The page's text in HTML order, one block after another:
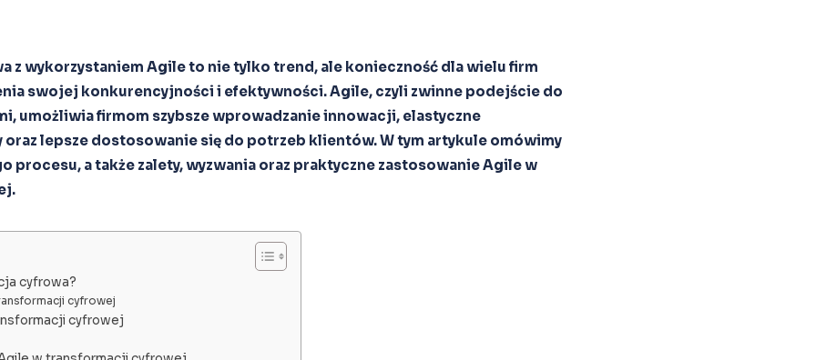
z wykorzystaniem Agile to nie tylko trend, ale konieczność dla wielu firm
swojej konkurencyjności i efektywności. Agile, czyli zwinne podejście do
umożliwia firmom szybsze wprowadzanie innowacji, elastyczne
oraz lepsze dostosowanie się do potrzeb klientów. W tym artykule omówimy
procesu, a także zalety, wyzwania oraz praktyczne zastosowanie Agile w
cyfrowa?
cyfrowej
cyfrowej